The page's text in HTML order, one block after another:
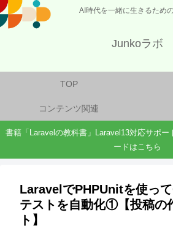
AI時代を一緒に生きるため
Junkoラボ
TOP
コンテンツ関連
書籍「Laravelの教科書」Laravel13対応サポ
ードはこちら
LaravelでPHPUnitを使っ
テストを自動化①【投稿の
ト】